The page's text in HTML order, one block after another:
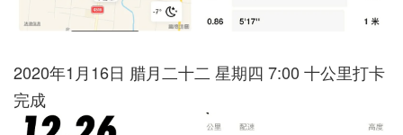
2020年1月16日 腊月二十二 星期四 7:00 十公里打卡
完成